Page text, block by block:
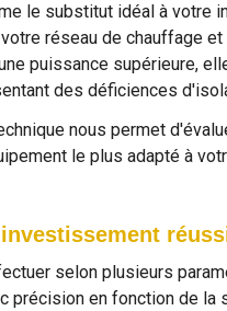
le substitut idéal à votre
réseau de chauffage
puissance supérieure,
des déficiences
nous permet
le plus adapté à
selon plusieurs
précision en fonction de la